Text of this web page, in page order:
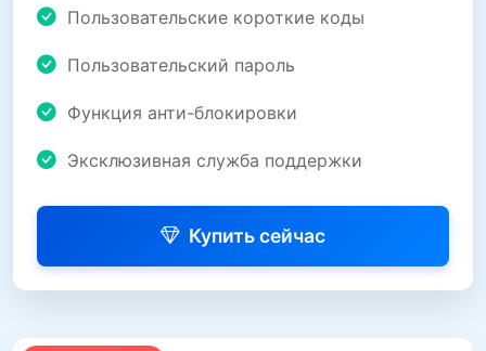
Пользовательские короткие коды
Пользовательский пароль
Функция анти-блокировки
Эксклюзивная служба поддержки
Купить сейчас